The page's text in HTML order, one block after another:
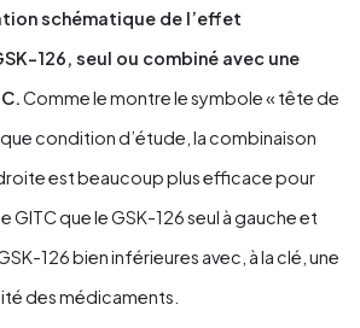
schématique de l’effet
126, seul ou combiné avec une
Comme le montre le symbole « tête de
condition d’étude, la combinaison
est beaucoup plus efficace pour
GITC que le GSK-126 seul à gauche et
126 bien inférieures avec, à la clé, une
des médicaments.